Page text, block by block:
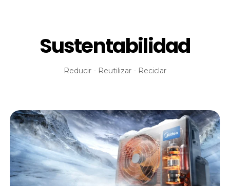
Sustentabilidad
Reducir - Reutilizar - Reciclar